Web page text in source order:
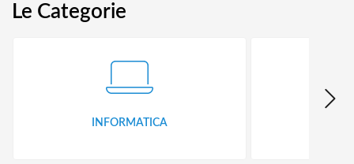
Le Categorie
INFORMATICA